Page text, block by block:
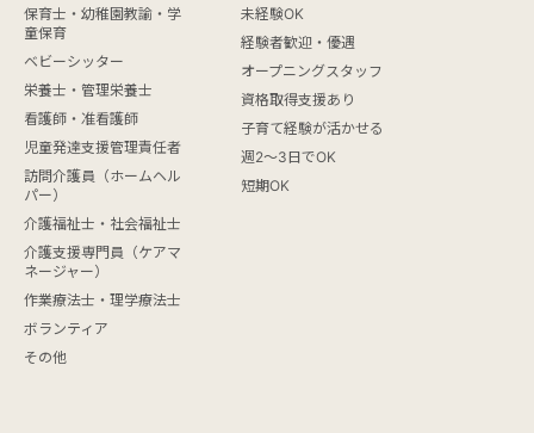
保育士・幼稚園教諭・学
童保育
ベビーシッター
栄養士・管理栄養士
看護師・准看護師
児童発達支援管理責任者
訪問介護員（ホームヘル
パー）
介護福祉士・社会福祉士
介護支援専門員（ケアマ
ネージャー）
作業療法士・理学療法士
ボランティア
その他
未経験OK
経験者歓迎・優遇
オープニングスタッフ
資格取得支援あり
子育て経験が活かせる
週2～3日でOK
短期OK